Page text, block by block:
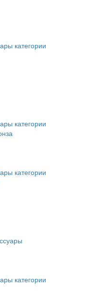
категории
категории
категории
категории